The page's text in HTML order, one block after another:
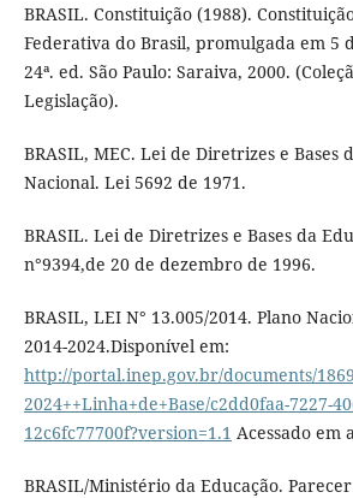
BRASIL. Constituição (1988).
Federativa do Brasil, promulgada em 5
24ª. ed. São Paulo: Saraiva, 2000.
Legislação).
BRASIL, MEC. Lei de Diretrizes e Bases
Nacional. Lei 5692 de 1971.
BRASIL. Lei de Diretrizes e Bases da
n°9394,de 20 de dezembro de 1996.
BRASIL, LEI N° 13.005/2014. Plano
2014-2024.Disponível em:
http://portal.inep.gov.br/documents/
2024++Linha+de+Base/c2dd0faa-7227-
12c6fc77700f?version=1.1 Acessado em
BRASIL/Ministério da Educação. Parecer